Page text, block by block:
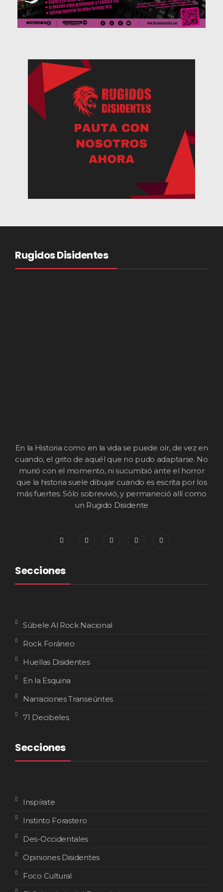
Rugidos Disidentes
En la Historia como en la vida se puede oír, de vez en
cuando, el grito de aquél que no pudo adaptarse. No
murió con el momento, ni sucumbió ante el horror
que la historia suele dibujar cuando es escrita por los
más fuertes. Sólo sobrevivió, y permaneció allí como
un Rugido Disidente
Secciones
Súbele Al Rock Nacional
Rock Foráneo
Huellas Disidentes
En la Esquina
Narraciones Transeúntes
71 Decibeles
Secciones
Inspírate
Instinto Forastero
Des-Occidentales
Opiniones Disidentes
Foco Cultural